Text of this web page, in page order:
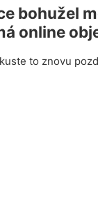
bohužel
online
to znovu